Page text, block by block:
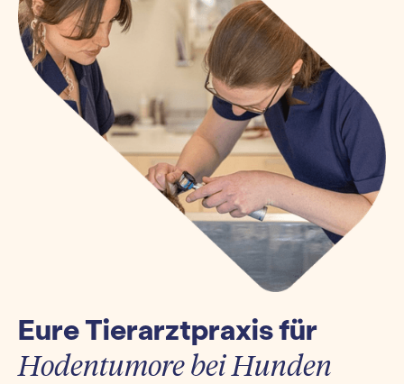
Eure Tierarztpraxis für
Hodentumore bei Hunden